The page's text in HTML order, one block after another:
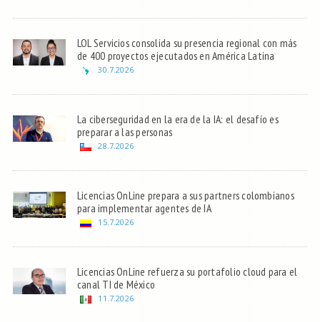
LOL Servicios consolida su presencia regional con más
de 400 proyectos ejecutados en América Latina
30.7.2026
La ciberseguridad en la era de la IA: el desafío es
preparar a las personas
28.7.2026
Licencias OnLine prepara a sus partners colombianos
para implementar agentes de IA
15.7.2026
Licencias OnLine refuerza su portafolio cloud para el
canal TI de México
11.7.2026